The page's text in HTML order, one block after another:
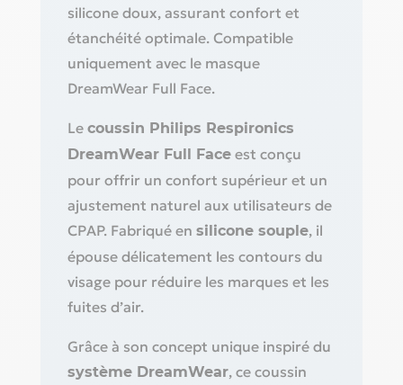
silicone doux, assurant confort et
étanchéité optimale. Compatible
uniquement avec le masque
DreamWear Full Face.
Le coussin Philips Respironics
DreamWear Full Faceest conçu
pour offrir un confort supérieur et un
ajustement naturel aux utilisateurs de
CPAP. Fabriqué en silicone souple, il
épouse délicatement les contours du
visage pour réduire les marques et les
fuites d’air.
Grâce à son concept unique inspiré du
système DreamWear, ce coussin